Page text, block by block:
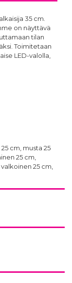
35 cm.
on näyttävä
tilan
Toimitetaan
LED-valolla,
cm, musta 25
25 cm,
25 cm,